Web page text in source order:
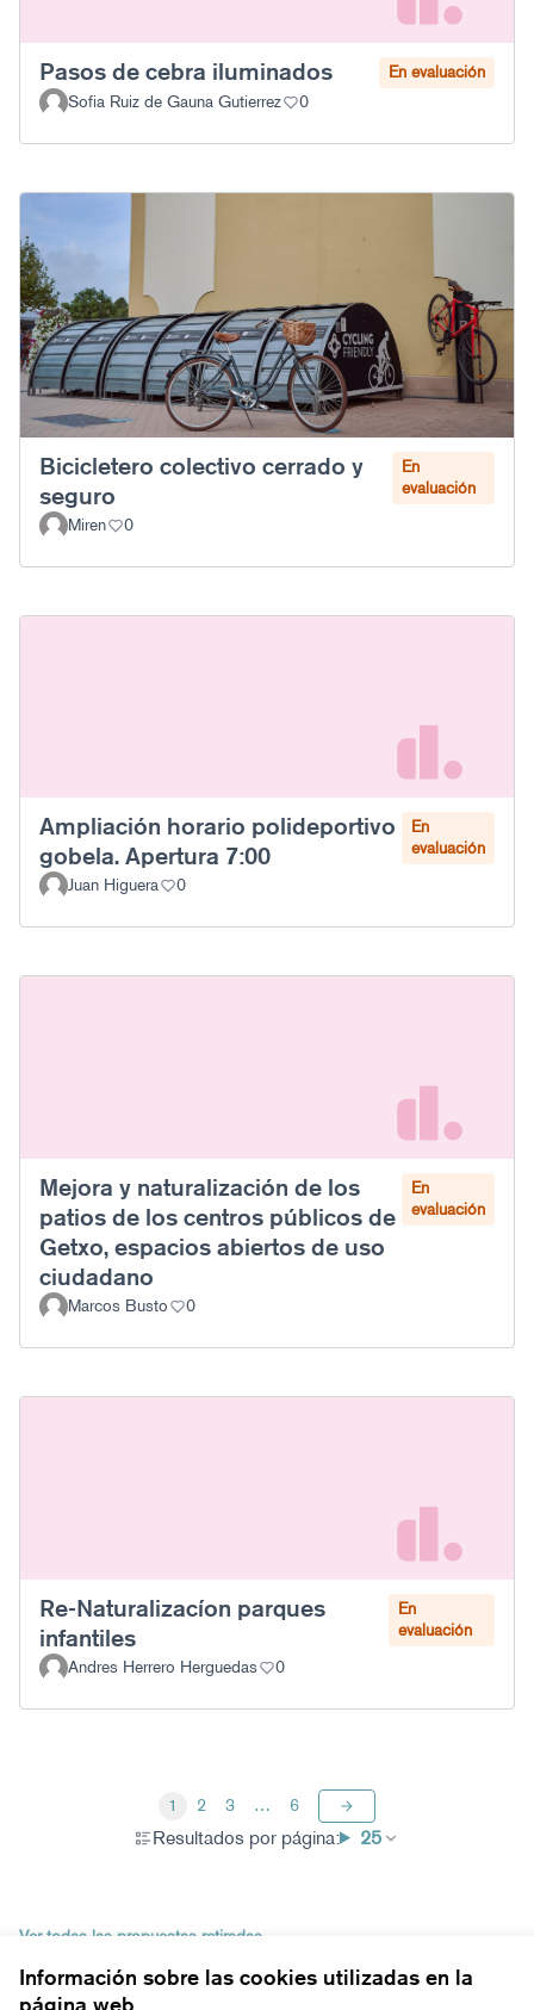
Información sobre las cookies utilizadas en la
Pasos de cebra iluminados
En evaluación
Sofia Ruiz de Gauna Gutierrez
0
Bicicletero colectivo cerrado y
seguro
En
evaluación
Miren
0
Ampliación horario polideportivo
gobela. Apertura 7:00
En
evaluación
Juan Higuera
0
Mejora y naturalización de los
patios de los centros públicos de
Getxo, espacios abiertos de uso
ciudadano
En
evaluación
Marcos Busto 0
Re-Naturalizacíon parques
infantiles
En
evaluación
Andres Herrero Herguedas
0
Resultados por página: 25
1 2 3 … 6
Ver todas las propuestas retiradas